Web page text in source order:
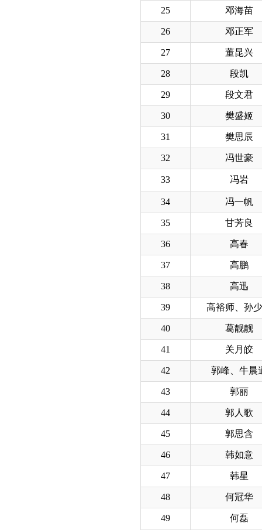
25 邓海苗
26 邓正军
27 董昆兴
28 段凯
29 段文君
30 樊盛姬
31 樊思辰
32 冯世豪
33 冯岩
34 冯一帆
35 甘芳良
36 高春
37 高鹏
38 高迅
39 高裕师、孙
40 葛靓靓
41 关月皎
42 郭峰、牛晨
43 郭丽
44 郭人歌
45 郭思含
46 韩如意
47 韩星
48 何冠华
49 何磊